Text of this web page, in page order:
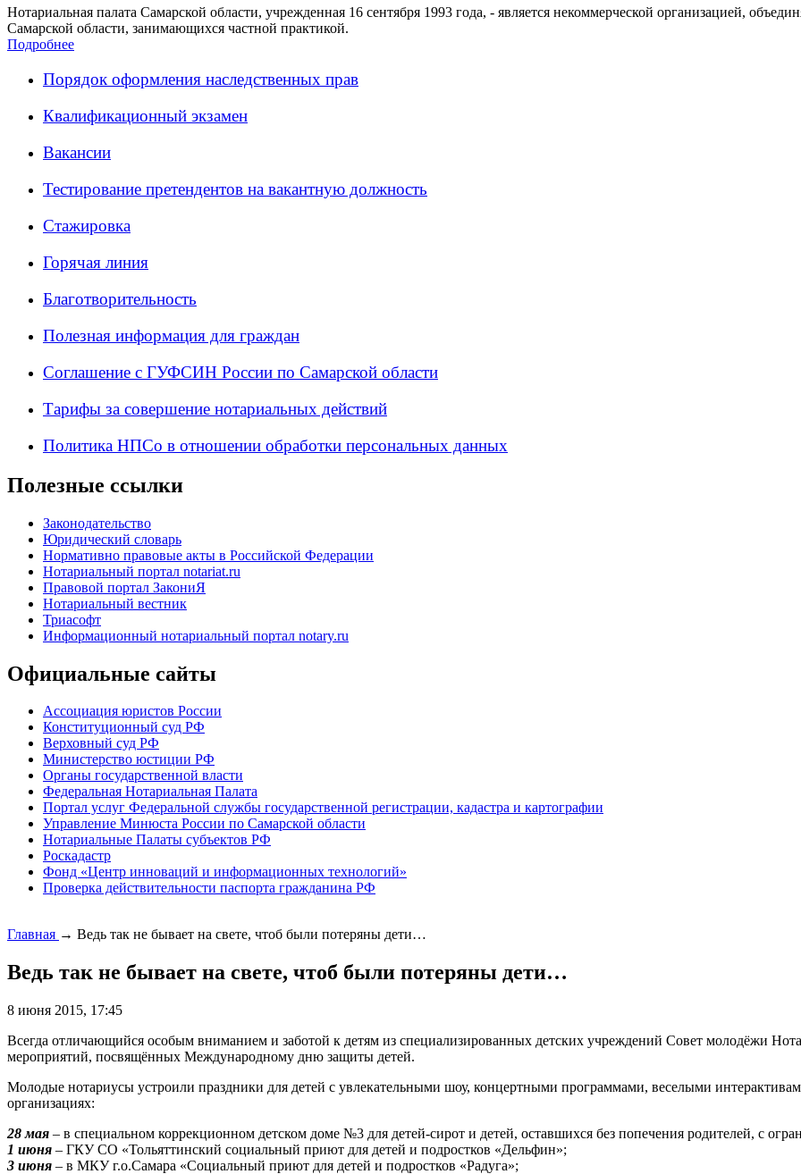
Нотариальная палата Самарской области, учрежденная 16 сентября 1993 года, - является некоммерческой организацией,
Самарской области, занимающихся частной практикой.
Подробнее
Порядок оформления наследственных прав
Квалификационный экзамен
Вакансии
Тестирование претендентов на вакантную должность
Стажировка
Горячая линия
Благотворительность
Полезная информация для граждан
Соглашение с ГУФСИН России по Самарской области
Тарифы за совершение нотариальных действий
Политика НПСо в отношении обработки персональных данных
Полезные ссылки
Законодательство
Юридический словарь
Нормативно правовые акты в Российской Федерации
Нотариальный портал notariat.ru
Правовой портал ЗакониЯ
Нотариальный вестник
Триасофт
Информационный нотариальный портал notary.ru
Официальные сайты
Ассоциация юристов России
Конституционный суд РФ
Верховный суд РФ
Министерство юстиции РФ
Органы государственной власти
Федеральная Нотариальная Палата
Портал услуг Федеральной службы государственной регистрации, кадастра и картографии
Управление Минюста России по Самарской области
Нотариальные Палаты субъектов РФ
Роскадастр
Фонд «Центр инноваций и информационных технологий»
Проверка действительности паспорта гражданина РФ
Главная → Ведь так не бывает на свете, чтоб были потеряны дети…
Ведь так не бывает на свете, чтоб были потеряны дети…
8 июня 2015, 17:45
Всегда отличающийся особым вниманием и заботой к детям из специализированных детских учреждений Совет молодёжи
мероприятий, посвящённых Международному дню защиты детей.
Молодые нотариусы устроили праздники для детей с увлекательными шоу, концертными программами, веселыми
организациях:
28 мая – в специальном коррекционном детском доме №3 для детей-сирот и детей, оставшихся без попечения родителей, с
1 июня – ГКУ СО «Тольяттинский социальный приют для детей и подростков «Дельфин»;
3 июня – в МКУ г.о.Самара «Социальный приют для детей и подростков «Радуга»;